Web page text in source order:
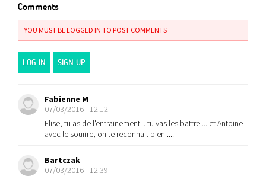
Comments
YOU MUST BE LOGGED IN TO POST COMMENTS
LOG IN SIGN UP
Fabienne M
07/03/2016 - 12:12
Elise, tu as de l'entrainement .. tu vas les battre ... et Antoine
avec le sourire, on te reconnait bien ....
Bartczak
07/03/2016 - 12:39